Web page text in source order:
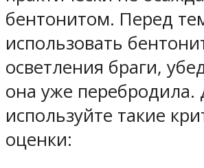
бентонитом. Перед
использовать
осветления браги,
она уже перебродила.
используйте такие
оценки: